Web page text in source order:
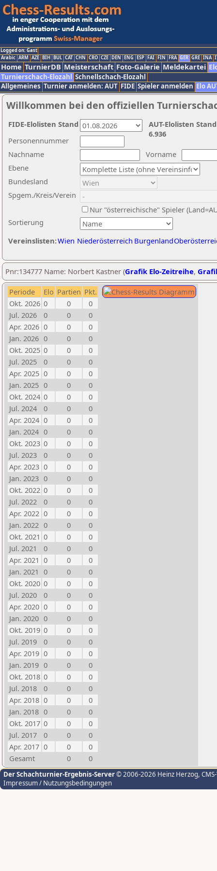
Logged on: Gast
Arabic ARM AZE BIH BUL CAT CHN CRO CZE DEN ENG ESP FAI FIN FRA GER GRE INA
Home TurnierDB Meisterschaft Foto-Galerie Meldekartei
Turnierschach-Elozahl Schnellschach-Elozahl
Allgemeines Turnier anmelden: AUT FIDE Spieler anmelden Elo
Willkommen bei den offiziellen
Nachname
Vorname
Ebene
Sortierung
Personennummer
Bundesland
Spgem./Kreis/Verein
Nur "österreichische" Spieler
Vereinslisten:Wien Niederösterreich Burgenland
AUT-Elolisten
6.936
FIDE-Elolisten Stand
Pnr:134777 Name: Norbert Kastner (Grafik Elo-Zeitreihe,
Periode Elo Partien Pkt.
Okt. 2026 0 0
0
Jul. 2026
0 0
0
Apr. 2026 0 0
0
Jan. 2026 0 0
0
Okt. 2025 0 0
0
Jul. 2025
0 0
0
Apr. 2025 0 0
0
Jan. 2025 0 0
0
Okt. 2024 0 0
0
Jul. 2024
0 0
0
Apr. 2024 0 0
0
Jan. 2024 0 0
0
Okt. 2023 0 0
0
Jul. 2023
0 0
0
Apr. 2023 0 0
0
Jan. 2023 0 0
0
Okt. 2022 0 0
0
Jul. 2022
0 0
0
Apr. 2022 0 0
0
Jan. 2022 0 0
0
Okt. 2021 0 0
0
Jul. 2021
0 0
0
Apr. 2021 0 0
0
Jan. 2021 0 0
0
Okt. 2020 0 0
0
Jul. 2020
0 0
0
Apr. 2020 0 0
0
Jan. 2020 0 0
0
Okt. 2019 0 0
0
Jul. 2019
0 0
0
Apr. 2019 0 0
0
Jan. 2019 0 0
0
Okt. 2018 0 0
0
Jul. 2018
0 0
0
Apr. 2018 0 0
0
Jan. 2018 0 0
0
Okt. 2017 0 0
0
Jul. 2017
0 0
0
Apr. 2017 0 0
0
Gesamt
0 0
Der Schachturnier-Ergebnis-Server© 2006-2026 Heinz Herzog,
Impressum / Nutzungsbedingungen